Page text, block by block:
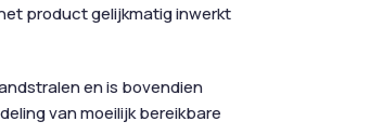
product gelijkmatig inwerkt
en is bovendien
van moeilijk bereikbare